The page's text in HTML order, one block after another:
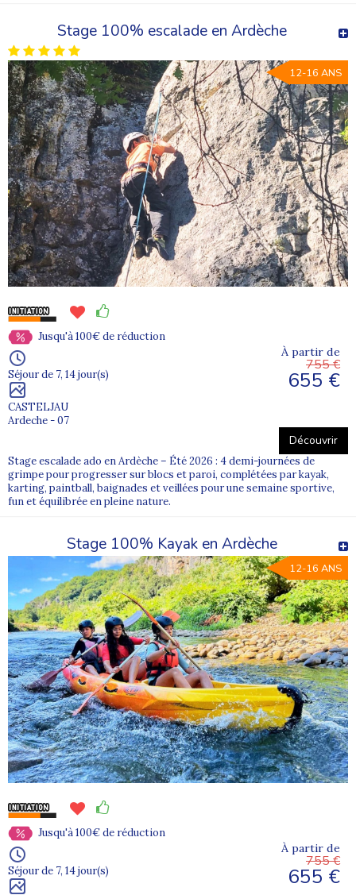
Stage 100% escalade en Ardèche
12-16 ANS
Jusqu'à 100€ de réduction
Séjour de 7, 14 jour(s)
CASTELJAU
Ardeche - 07
À partir de
755 €
655 €
Découvrir
Stage escalade ado en Ardèche – Été 2026 : 4 demi-journées de
grimpe pour progresser sur blocs et paroi, complétées par kayak,
karting, paintball, baignades et veillées pour une semaine sportive,
fun et équilibrée en pleine nature.
Stage 100% Kayak en Ardèche
12-16 ANS
Jusqu'à 100€ de réduction
Séjour de 7, 14 jour(s)
À partir de
755 €
655 €